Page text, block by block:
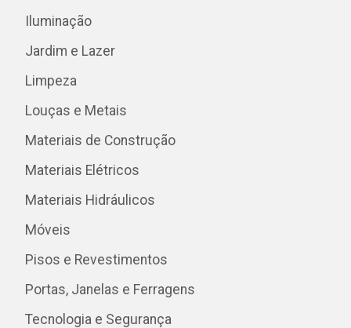
Iluminação
Jardim e Lazer
Limpeza
Louças e Metais
Materiais de Construção
Materiais Elétricos
Materiais Hidráulicos
Móveis
Pisos e Revestimentos
Portas, Janelas e Ferragens
Tecnologia e Segurança